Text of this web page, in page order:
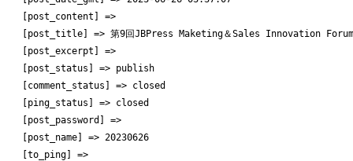
    [post_content] =>
    [post_title] => 第9回JBPress Maketing＆Sales Innovation Forum
    [post_excerpt] =>
    [post_status] => publish
    [comment_status] => closed
    [ping_status] => closed
    [post_password] =>
    [post_name] => 20230626
    [to_ping] =>